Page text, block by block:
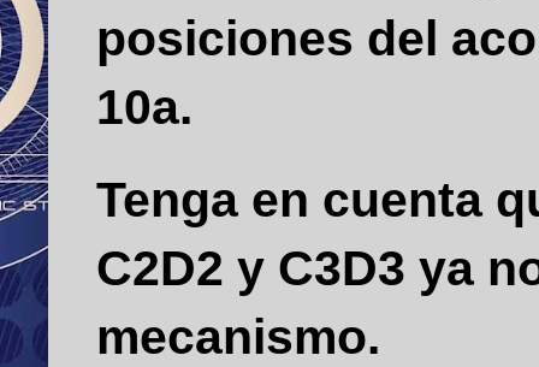
posiciones del
10a.
Tenga en cuenta
C2D2 y C3D3 ya
mecanismo.